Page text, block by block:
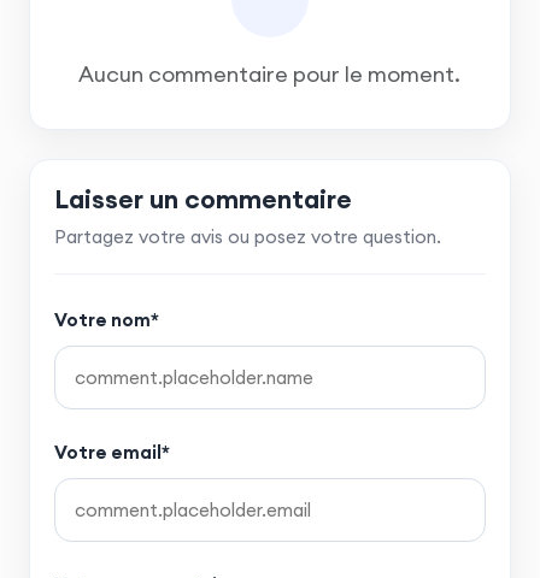
Aucun commentaire pour le moment.
Laisser un commentaire
Partagez votre avis ou posez votre question.
Votre nom*
Votre email*